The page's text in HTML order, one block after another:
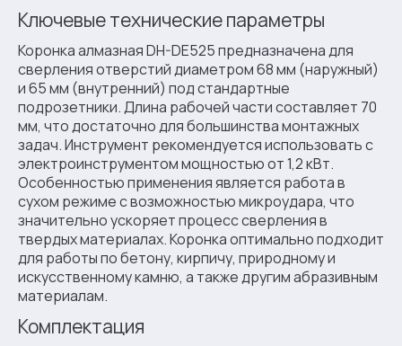
Ключевые технические параметры
Коронка алмазная DH-DE525 предназначена для
сверления отверстий диаметром 68 мм (наружный)
и 65 мм (внутренний) под стандартные
подрозетники. Длина рабочей части составляет 70
мм, что достаточно для большинства монтажных
задач. Инструмент рекомендуется использовать с
электроинструментом мощностью от 1,2 кВт.
Особенностью применения является работа в
сухом режиме с возможностью микроудара, что
значительно ускоряет процесс сверления в
твердых материалах. Коронка оптимально подходит
для работы по бетону, кирпичу, природному и
искусственному камню, а также другим абразивным
материалам.
Комплектация